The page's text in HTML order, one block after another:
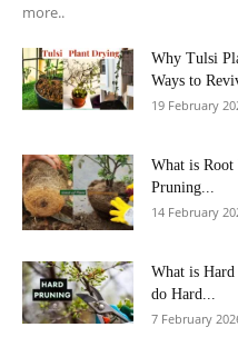
more..
Why Tulsi
Ways to
19 February
What is
Pruning...
14 February
What is
do Hard...
7 February